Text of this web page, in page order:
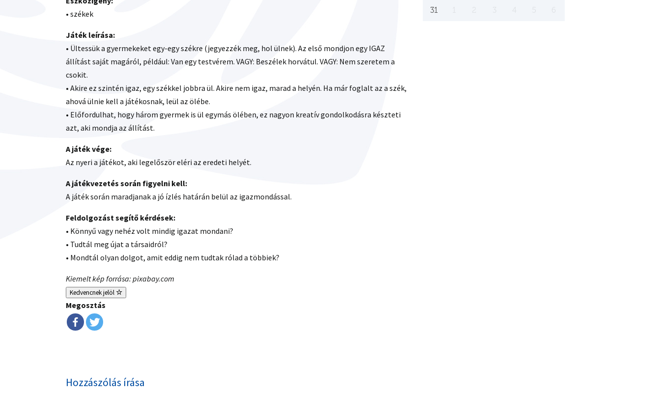
• székek
Játék leírása:
• Ültessük a gyermekeket egy-egy székre (jegyezzék meg, hol ülnek). Az első mondjon egy IGAZ
állítást saját magáról, például: Van egy testvérem. VAGY: Beszélek horvátul. VAGY: Nem szeretem a
csokit.
• Akire ez szintén igaz, egy székkel jobbra ül. Akire nem igaz, marad a helyén. Ha már foglalt az a szék,
ahová ülnie kell a játékosnak, leül az ölébe.
• Előfordulhat, hogy három gyermek is ül egymás ölében, ez nagyon kreatív gondolkodásra készteti
azt, aki mondja az állítást.
A játék vége:
Az nyeri a játékot, aki legelőször eléri az eredeti helyét.
A játékvezetés során figyelni kell:
A játék során maradjanak a jó ízlés határán belül az igazmondással.
Feldolgozást segítő kérdések:
• Könnyű vagy nehéz volt mindig igazat mondani?
• Tudtál meg újat a társaidról?
• Mondtál olyan dolgot, amit eddig nem tudtak rólad a többiek?
Kiemelt kép forrása: pixabay.com
Kedvencnek jelöl
Megosztás
Hozzászólás írása
31